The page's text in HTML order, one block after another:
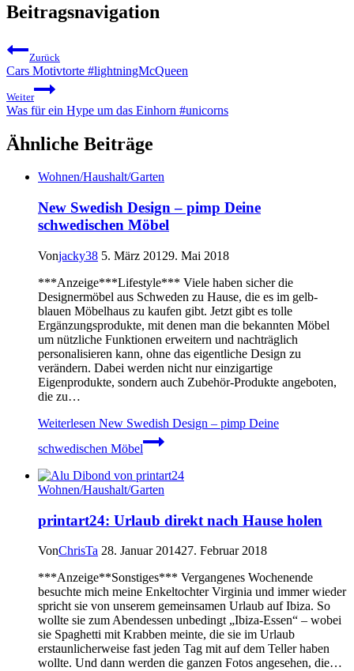
Beitragsnavigation
Zurück
Cars Motivtorte #lightningMcQueen
Weiter
Was für ein Hype um das Einhorn #unicorns
Ähnliche Beiträge
Wohnen/Haushalt/Garten
New Swedish Design – pimp Deine
schwedischen Möbel
Vonjacky38 5. März 20129. Mai 2018
***Anzeige***Lifestyle*** Viele haben sicher die
Designermöbel aus Schweden zu Hause, die es im gelb-
blauen Möbelhaus zu kaufen gibt. Jetzt gibt es tolle
Ergänzungsprodukte, mit denen man die bekannten Möbel
um nützliche Funktionen erweitern und nachträglich
personalisieren kann, ohne das eigentliche Design zu
verändern. Dabei werden nicht nur einzigartige
Eigenprodukte, sondern auch Zubehör-Produkte angeboten,
die zu…
Weiterlesen New Swedish Design – pimp Deine
schwedischen Möbel
Wohnen/Haushalt/Garten
printart24: Urlaub direkt nach Hause holen
VonChrisTa 28. Januar 201427. Februar 2018
***Anzeige**Sonstiges*** Vergangenes Wochenende
besuchte mich meine Enkeltochter Virginia und immer wieder
spricht sie von unserem gemeinsamen Urlaub auf Ibiza. So
wollte sie zum Abendessen unbedingt „Ibiza-Essen“ – wobei
sie Spaghetti mit Krabben meinte, die sie im Urlaub
erstaunlicherweise fast jeden Tag mit auf dem Teller haben
wollte. Und dann werden die ganzen Fotos angesehen, die…